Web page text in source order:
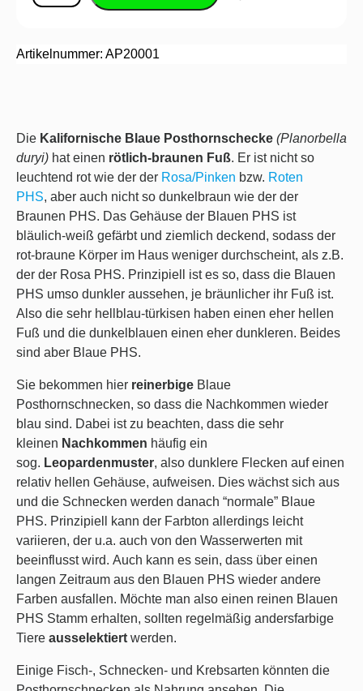
Artikelnummer: AP20001
Die Kalifornische Blaue Posthornschecke (Planorbella
duryi) hat einen rötlich-braunen Fuß. Er ist nicht so
leuchtend rot wie der der Rosa/Pinken bzw. Roten
PHS, aber auch nicht so dunkelbraun wie der der
Braunen PHS. Das Gehäuse der Blauen PHS ist
bläulich-weiß gefärbt und ziemlich deckend, sodass der
rot-braune Körper im Haus weniger durchscheint, als z.B.
der der Rosa PHS. Prinzipiell ist es so, dass die Blauen
PHS umso dunkler aussehen, je bräunlicher ihr Fuß ist.
Also die sehr hellblau-türkisen haben einen eher hellen
Fuß und die dunkelblauen einen eher dunkleren. Beides
sind aber Blaue PHS.
Sie bekommen hier reinerbige Blaue
Posthornschnecken, so dass die Nachkommen wieder
blau sind. Dabei ist zu beachten, dass die sehr
kleinen Nachkommen häufig ein
sog. Leopardenmuster, also dunklere Flecken auf einen
relativ hellen Gehäuse, aufweisen. Dies wächst sich aus
und die Schnecken werden danach “normale” Blaue
PHS. Prinzipiell kann der Farbton allerdings leicht
variieren, der u.a. auch von den Wasserwerten mit
beeinflusst wird. Auch kann es sein, dass über einen
langen Zeitraum aus den Blauen PHS wieder andere
Farben ausfallen. Möchte man also einen reinen Blauen
PHS Stamm erhalten, sollten regelmäßig andersfarbige
Tiere ausselektiert werden.
Einige Fisch-, Schnecken- und Krebsarten könnten die